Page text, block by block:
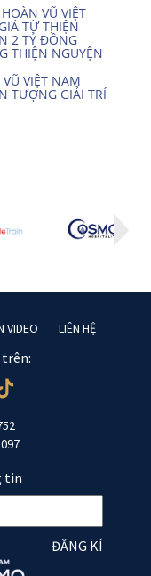
VŨ VIỆT
TỪ THIỆN
2 TỶ ĐỒNG
THIỆN NGUYỆN
VIỆT NAM
TƯỢNG GIẢI TRÍ
VIDEO LIÊN HỆ
tin
ĐĂNG KÍ